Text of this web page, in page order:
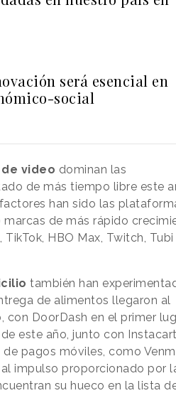
será esencial en
social
video dominan las
de más tiempo libre este
han sido las
de más rápido
HBO Max, Twitch, Tubi
también han
de alimentos llegaron al
DoorDash en el primer
este año, junto con
pagos móviles, como
impulso proporcionado por
su hueco en la lista